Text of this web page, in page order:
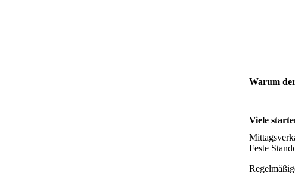
Warum
Viele
Feste